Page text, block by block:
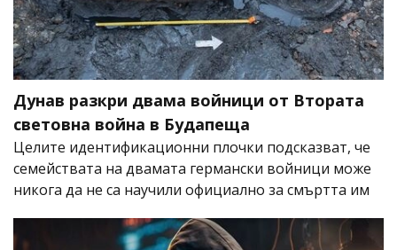
Дунав разкри двама войници от Втората
световна война в Будапеща
Целите идентификационни плочки подсказват, че
семействата на двамата германски войници може
никога да не са научили официално за смъртта им